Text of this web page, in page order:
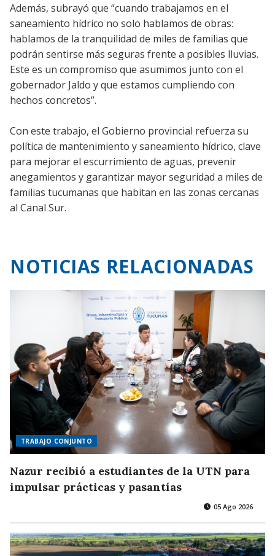
Además, subrayó que “cuando trabajamos en el
saneamiento hídrico no solo hablamos de obras:
hablamos de la tranquilidad de miles de familias que
podrán sentirse más seguras frente a posibles lluvias.
Este es un compromiso que asumimos junto con el
gobernador Jaldo y que estamos cumpliendo con
hechos concretos”.
Con este trabajo, el Gobierno provincial refuerza su
política de mantenimiento y saneamiento hídrico, clave
para mejorar el escurrimiento de aguas, prevenir
anegamientos y garantizar mayor seguridad a miles de
familias tucumanas que habitan en las zonas cercanas
al Canal Sur.
NOTICIAS RELACIONADAS
TRABAJO CONJUNTO
Nazur recibió a estudiantes de la UTN para
impulsar prácticas y pasantías
05 Ago 2026